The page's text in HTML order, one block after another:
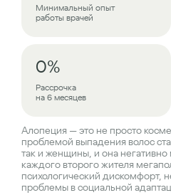
Минимальный опыт
работы врачей
0%
Рассрочка
на 6 месяцев
Алопеция — это не просто
проблемой выпадения волос
так и женщины, и она негативно
каждого второго жителя
психологический дискомфорт,
проблемы в социальной